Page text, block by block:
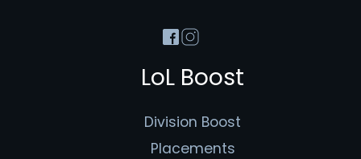
LoL Boost
Division Boost
Placements